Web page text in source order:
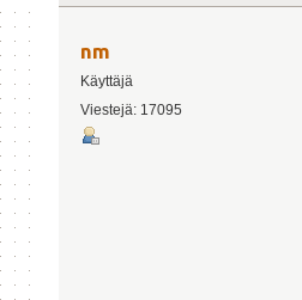
nm
Käyttäjä
Viestejä: 17095